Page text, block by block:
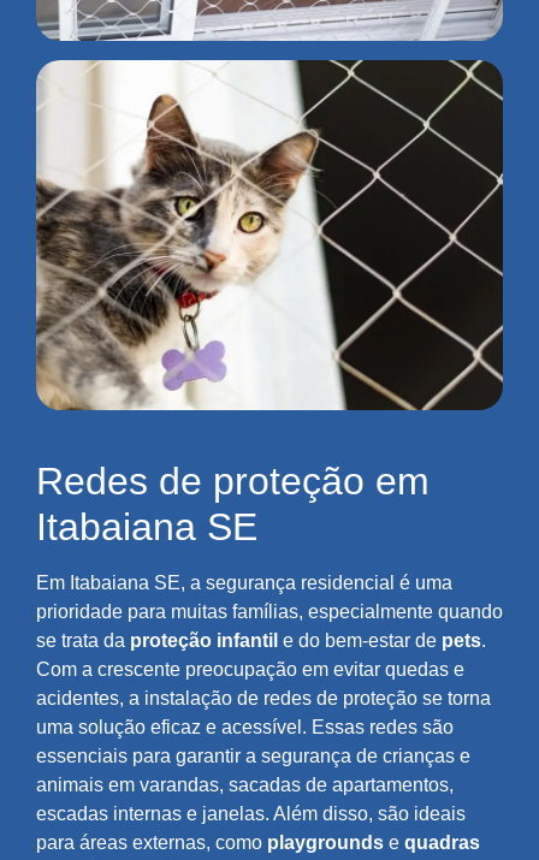
Redes de proteção em
Itabaiana SE
Em Itabaiana SE, a segurança residencial é uma
prioridade para muitas famílias, especialmente quando
se trata da proteção infantil e do bem-estar de pets.
Com a crescente preocupação em evitar quedas e
acidentes, a instalação de redes de proteção se torna
uma solução eficaz e acessível. Essas redes são
essenciais para garantir a segurança de crianças e
animais em varandas, sacadas de apartamentos,
escadas internas e janelas. Além disso, são ideais
para áreas externas, como playgrounds e quadras